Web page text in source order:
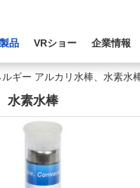
製品 VRショー 企業情報
ギー アルカリ水棒、水素水
水素水棒